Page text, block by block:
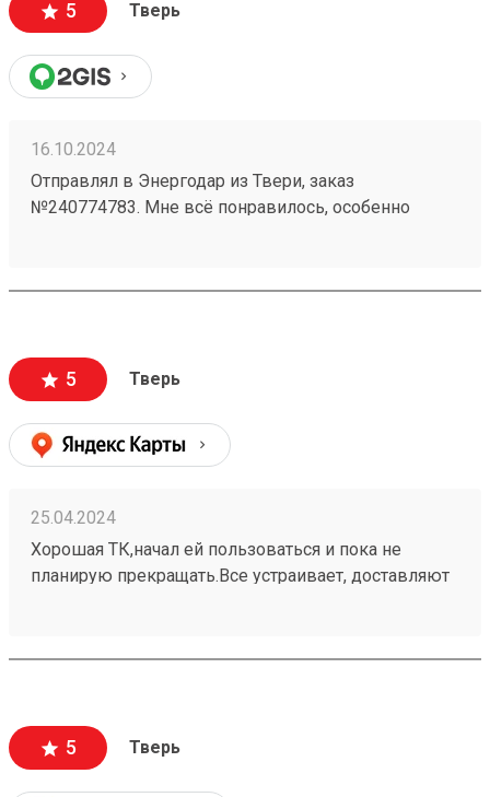
5 Тверь
16.10.2024
Отправлял в Энергодар из Твери, заказ
№240774783. Мне всё понравилось, особенно
удовольствие сотрудничать. Сам продолжаю
5 Тверь
25.04.2024
Хорошая ТК,начал ей пользоваться и пока не
планирую прекращать.Все устраивает, доставляют
дружелюбные.Получал заказ 240307631, помогли
5 Тверь